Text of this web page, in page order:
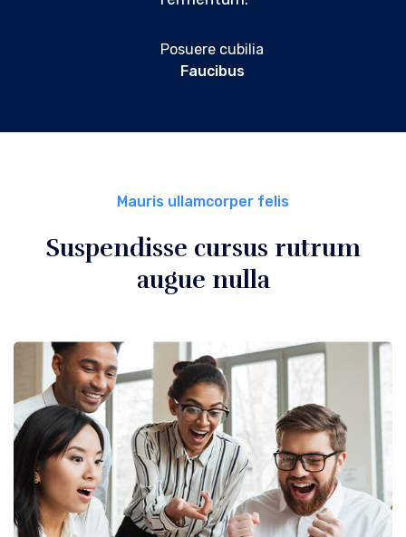
Posuere cubilia
Faucibus
Mauris ullamcorper felis
Suspendisse cursus rutrum
augue nulla